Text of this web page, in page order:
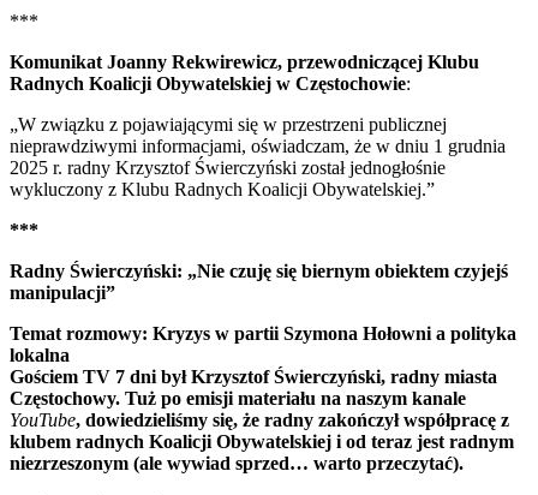
***
Komunikat Joanny Rekwirewicz, przewodniczącej Klubu
Radnych Koalicji Obywatelskiej w Częstochowie:
„W związku z pojawiającymi się w przestrzeni publicznej
nieprawdziwymi informacjami, oświadczam, że w dniu 1 grudnia
2025 r. radny Krzysztof Świerczyński został jednogłośnie
wykluczony z Klubu Radnych Koalicji Obywatelskiej.”
***
Radny Świerczyński: „Nie czuję się biernym obiektem czyjejś
manipulacji”
Temat rozmowy: Kryzys w partii Szymona Hołowni a polityka
lokalna
Gościem TV 7 dni był Krzysztof Świerczyński, radny miasta
Częstochowy. Tuż po emisji materiału na naszym kanale
YouTube, dowiedzieliśmy się, że radny zakończył współpracę z
klubem radnych Koalicji Obywatelskiej i od teraz jest radnym
niezrzeszonym (ale wywiad sprzed… warto przeczytać).